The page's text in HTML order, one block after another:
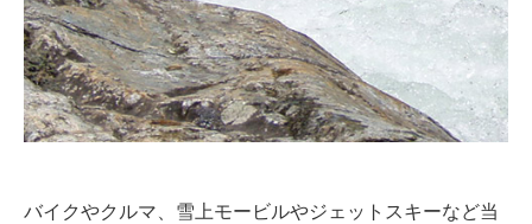
バイクやクルマ、雪上モービルやジェットスキーなど当